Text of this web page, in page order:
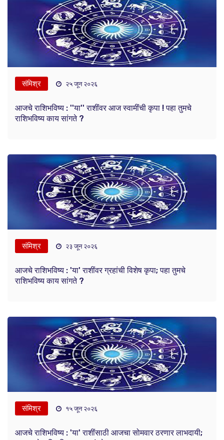
संमिश्र २५ जून २०२६
आजचे राशिभविष्य : ''या'' राशींवर आज स्वामींची कृपा ! पहा तुमचे
राशिभविष्य काय सांगते ?
संमिश्र २३ जून २०२६
आजचे राशिभविष्य : 'या' राशींवर ग्रहांची विशेष कृपा; पहा तुमचे
राशिभविष्य काय सांगते ?
संमिश्र १५ जून २०२६
आजचे राशिभविष्य : 'या' राशींसाठी आजचा सोमवार ठरणार लाभदायी;